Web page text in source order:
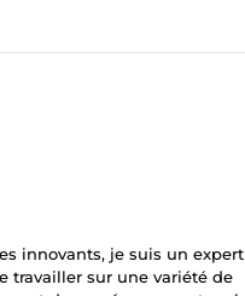
innovants, je suis un
travailler sur une variété de